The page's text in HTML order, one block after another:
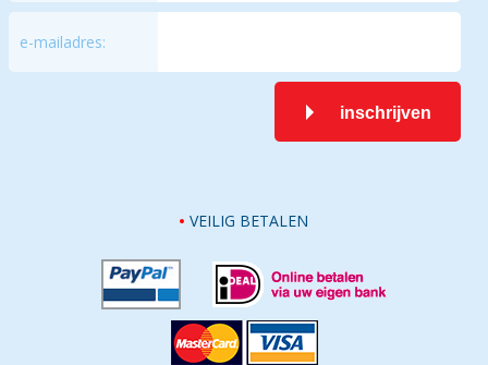
e-mailadres:
inschrijven
VEILIG BETALEN